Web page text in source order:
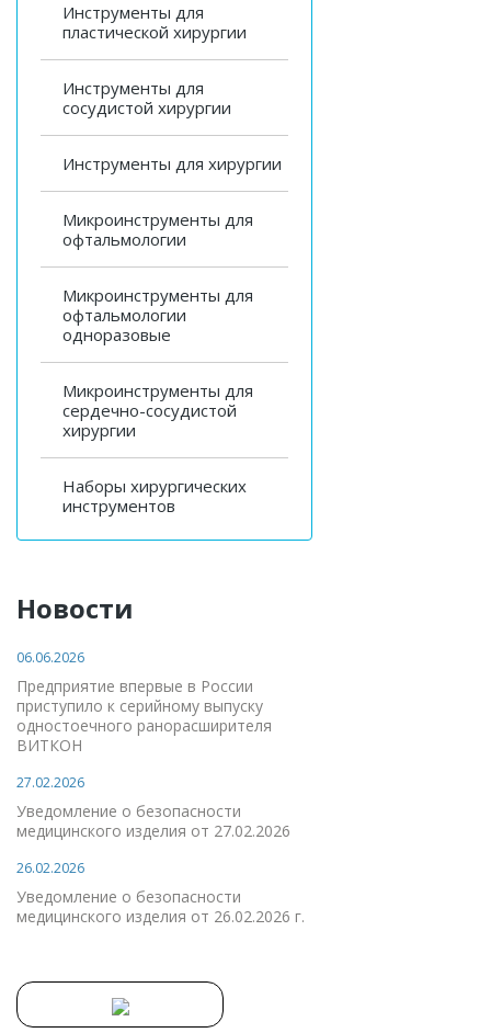
Инструменты для
пластической хирургии
Инструменты для
сосудистой хирургии
Инструменты для хирургии
Микроинструменты для
офтальмологии
Микроинструменты для
офтальмологии
одноразовые
Микроинструменты для
сердечно-сосудистой
хирургии
Наборы хирургических
инструментов
Новости
06.06.2026
Предприятие впервые в России
приступило к серийному выпуску
одностоечного ранорасширителя
ВИТКОН
27.02.2026
Уведомление о безопасности
медицинского изделия от 27.02.2026
26.02.2026
Уведомление о безопасности
медицинского изделия от 26.02.2026 г.